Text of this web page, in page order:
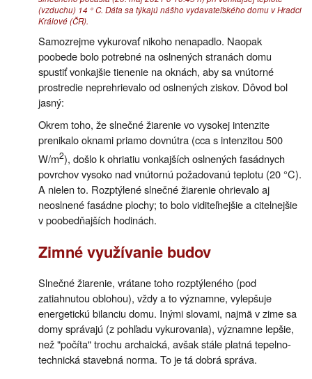
(vzduchu) 14 ° C. Dáta sa týkajú nášho vydavateľského domu v Hradci
Králové (ČR).
Samozrejme vykurovať nikoho nenapadlo. Naopak
poobede bolo potrebné na oslnených stranách domu
spustiť vonkajšie tienenie na oknách, aby sa vnútorné
prostredie neprehrievalo od oslnených ziskov. Dôvod bol
jasný:
Okrem toho, že slnečné žiarenie vo vysokej intenzite
prenikalo oknami priamo dovnútra (cca s intenzitou 500
W/m2), došlo k ohriatiu vonkajších oslnených fasádnych
povrchov vysoko nad vnútornú požadovanú teplotu (20 °C).
A nielen to. Rozptýlené slnečné žiarenie ohrievalo aj
neoslnené fasádne plochy; to bolo viditeľnejšie a citelnejšie
v poobedňajších hodinách.
Zimné využívanie budov
Slnečné žiarenie, vrátane toho rozptýleného (pod
zatiahnutou oblohou), vždy a to významne, vylepšuje
energetickú bilanciu domu. Inými slovami, najmä v zime sa
domy správajú (z pohľadu vykurovania), významne lepšie,
než "počíta" trochu archaická, avšak stále platná tepelno-
technická stavebná norma. To je tá dobrá správa.